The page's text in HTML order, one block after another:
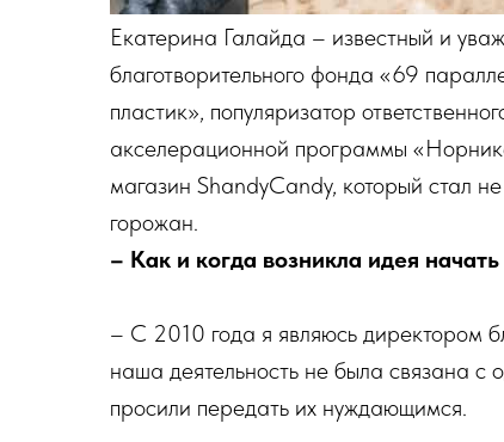
Екатерина Галайда – известный и
благотворительного фонда «69
пластик», популяризатор
акселерационной программы
магазин ShandyCandy, который стал
горожан.
– Как и когда возникла идея
– С 2010 года я являюсь директором
наша деятельность не была связана
просили передать их нуждающимся.